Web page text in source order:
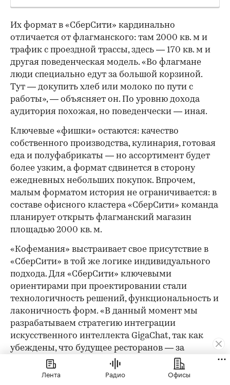
Их формат в «СберСити» кардинально
отличается от флагманского: там 2000 кв. м и
трафик с проездной трассы, здесь — 170 кв. м и
другая поведенческая модель. «Во флагмане
люди специально едут за большой корзиной.
Тут — докупить хлеб или молоко по пути с
работы», — объясняет он. По уровню дохода
аудитория похожая, но поведенчески — иная.
Ключевые «фишки» остаются: качество
собственного производства, кулинария, готовая
еда и полуфабрикаты — но ассортимент будет
более узким, а формат сдвинется в сторону
ежедневных небольших покупок. Впрочем,
малым форматом история не ограничивается: в
составе офисного кластера «СберСити» команда
планирует открыть флагманский магазин
площадью 2000 кв. м.
«Кофемания» выстраивает свое присутствие в
«СберСити» в той же логике индивидуального
подхода. Для «СберСити» ключевыми
ориентирами при проектировании стали
технологичность решений, функциональность и
лаконичность форм. «В данный момент мы
разрабатываем стратегию интеграции
искусственного интеллекта GigaChat, так как
убеждены, что будущее ресторанов — за
цифровизацией», — делятся планами в пресс-
службе. Открытие в «СберСити» — логичный
Лента Радио Офисы